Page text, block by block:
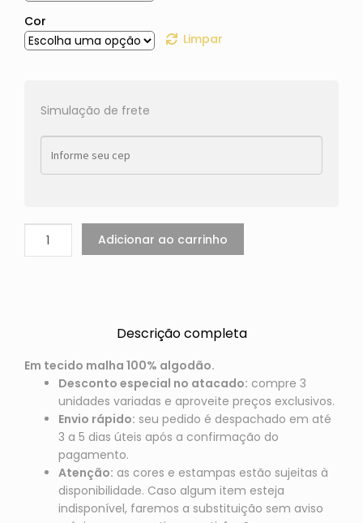
Cor
Limpar
Simulação de frete
Adicionar ao carrinho
Descrição completa
Em tecido malha 100% algodão.
Desconto especial no atacado: compre 3
unidades variadas e aproveite preços exclusivos.
Envio rápido: seu pedido é despachado em até
3 a 5 dias úteis após a confirmação do
pagamento.
Atenção: as cores e estampas estão sujeitas à
disponibilidade. Caso algum item esteja
indisponível, faremos a substituição sem aviso